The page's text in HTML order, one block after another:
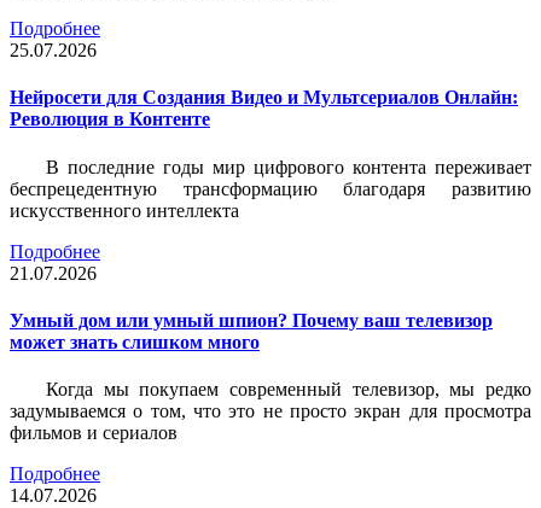
Подробнее
25.07.2026
Нейросети для Создания Видео и Мультсериалов Онлайн:
Революция в Контенте
В последние годы мир цифрового контента переживает
беспрецедентную трансформацию благодаря развитию
искусственного интеллекта
Подробнее
21.07.2026
Умный дом или умный шпион? Почему ваш телевизор
может знать слишком много
Когда мы покупаем современный телевизор, мы редко
задумываемся о том, что это не просто экран для просмотра
фильмов и сериалов
Подробнее
14.07.2026